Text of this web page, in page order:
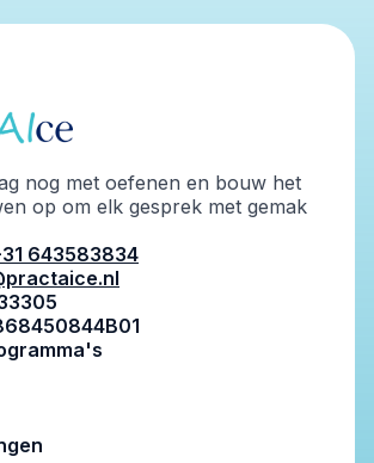
nog met oefenen en bouw het
op om elk gesprek met gemak
643583834